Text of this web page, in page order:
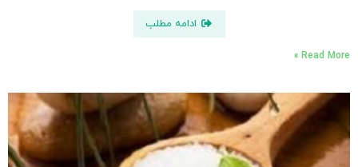
ادامه مطلب
Read More »